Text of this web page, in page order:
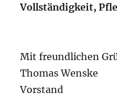
Vollständigkeit,
Mit freundlichen
Thomas Wenske
Vorstand